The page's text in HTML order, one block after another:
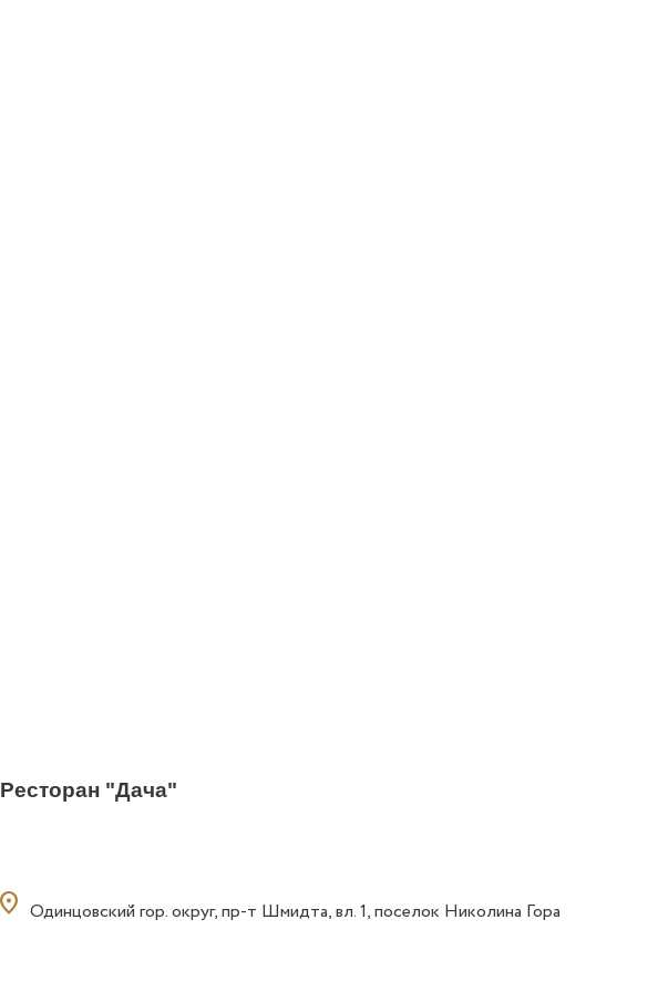
Ресторан "Дача"
Одинцовский гор. округ, пр-т Шмидта, вл. 1, поселок Николина Гора